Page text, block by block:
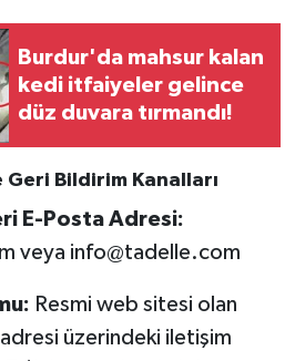
Burdur'da mahsur kalan
kedi itfaiyeler gelince
düz duvara tırmandı!
Geri Bildirim Kanalları
E-Posta Adresi:
veya info@tadelle.com
Resmi web sitesi olan
adresi üzerindeki iletişim